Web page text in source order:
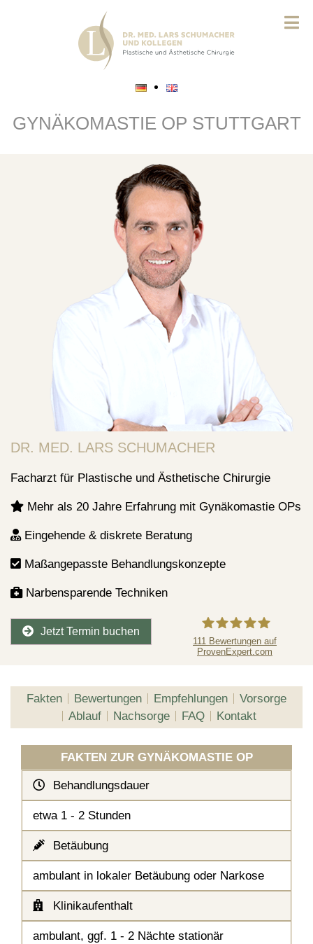
GYNÄKOMASTIE OP STUTTGART
DR. MED. LARS SCHUMACHER
Facharzt für Plastische und Ästhetische Chirurgie
Mehr als 20 Jahre Erfahrung mit Gynäkomastie OPs
Eingehende & diskrete Beratung
Maßangepasste Behandlungskonzepte
Narbensparende Techniken
Jetzt Termin buchen
111 Bewertungen auf
ProvenExpert.com
Fakten Bewertungen Empfehlungen
Vorsorge
Ablauf
Nachsorge FAQ Kontakt
FAKTEN ZUR GYNÄKOMASTIE OP
Behandlungsdauer
etwa 1 - 2 Stunden
Betäubung
ambulant in lokaler Betäubung oder Narkose
Klinikaufenthalt
ambulant, ggf. 1 - 2 Nächte stationär